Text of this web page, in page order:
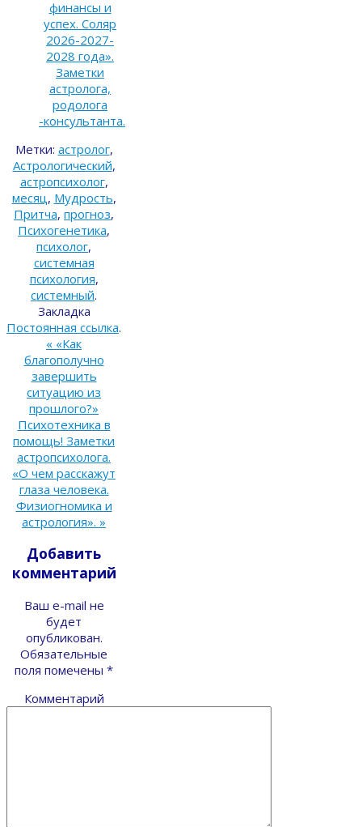
финансы и
успех. Соляр
2026-2027-
2028 года».
Заметки
астролога,
родолога
-консультанта.
Метки: астролог,
Астрологический,
астропсихолог,
месяц , Мудрость,
Притча, прогноз,
Психогенетика,
психолог,
системная
психология,
системный.
Закладка
Постоянная ссылка.
« «Как
благополучно
завершить
ситуацию из
прошлого?»
Психотехника в
помощь! Заметки
астропсихолога.
«О чем расскажут
глаза человека.
Физиогномика и
астрология». »
Добавить
комментарий
Ваш e-mail не
будет
опубликован.
Обязательные
поля помечены *
Комментарий